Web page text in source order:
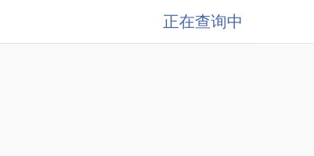
正在查询中